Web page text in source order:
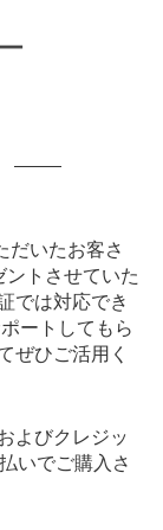
だいたお客さ
ントさせていた
では対応でき
ートしてもら
ぜひご活用く
よびクレジッ
いでご購入さ